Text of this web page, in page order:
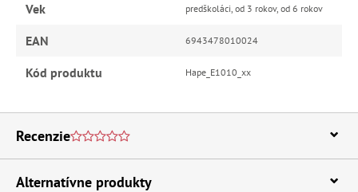
Vek predškoláci, od 3 rokov, od 6 rokov
EAN 6943478010024
Kód produktu Hape_E1010_xx
Recenzie
Alternatívne produkty